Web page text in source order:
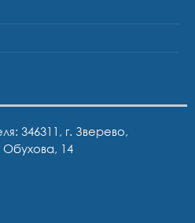
346311, г. Зверево,
Обухова, 14